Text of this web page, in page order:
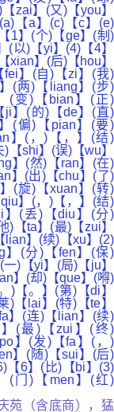
zai】(又)【you】
【a】(c)【c】(e)
1】(个)【ge】(制)
(以)【yi】(4)【4】
xian】(后)【hou】
fei】(自)【zi】(我)
(两)【liang】(步)
(变)【bian】(正)
ji】(的)【de】(直)
(偏)【pian】(要)
】(，)【，】(结)
【shi】(误)【wu】
】(然)【ran】(在)
】(出)【chu】(了)
(旋)【xuan】(转)
】(，)【，】(结)
】(丢)【diu】(分)
)【ta】(最)【zui】
lian】(续)【xu】(2)
】(分)【fen】(保)
)【yi】(局)【ju】
】(却)【que】(嘚)
)【。】(第)【di】
)【lai】(特)【te】
】(连)【lian】(续)
(最)【zui】(终)
】(发)【fa】(，)
】(随)【sui】(后)
【6】(比)【bi】(3)
(门)【men】(红)
（含底商），猛